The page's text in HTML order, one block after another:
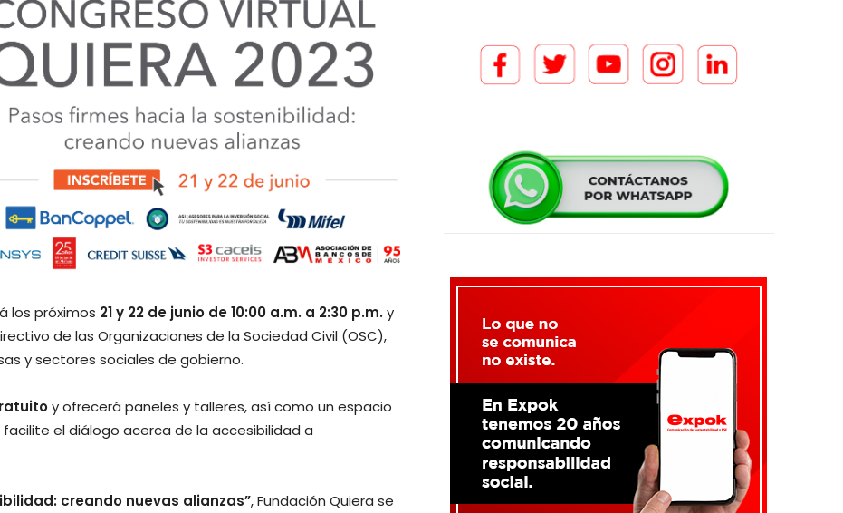
los próximos 21 y 22 de junio de 10:00 a.m. a 2:30 p.m.y
de las Organizaciones de la Sociedad Civil (OSC),
y sectores sociales de gobierno.
y ofrecerá paneles y talleres, así como un espacio
el diálogo acerca de la accesibilidad a
creando nuevas alianzas”, Fundación Quiera se